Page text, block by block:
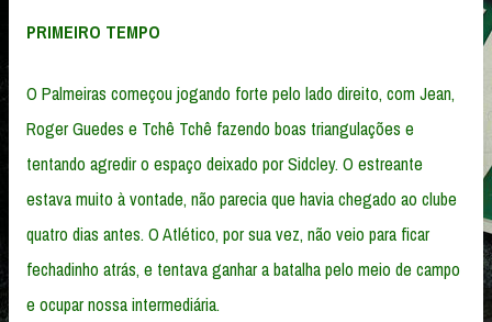
PRIMEIRO TEMPO
O Palmeiras começou jogando forte pelo lado direito, com Jean,
Roger Guedes e Tchê Tchê fazendo boas triangulações e
tentando agredir o espaço deixado por Sidcley. O estreante
estava muito à vontade, não parecia que havia chegado ao clube
quatro dias antes. O Atlético, por sua vez, não veio para ficar
fechadinho atrás, e tentava ganhar a batalha pelo meio de campo
e ocupar nossa intermediária.